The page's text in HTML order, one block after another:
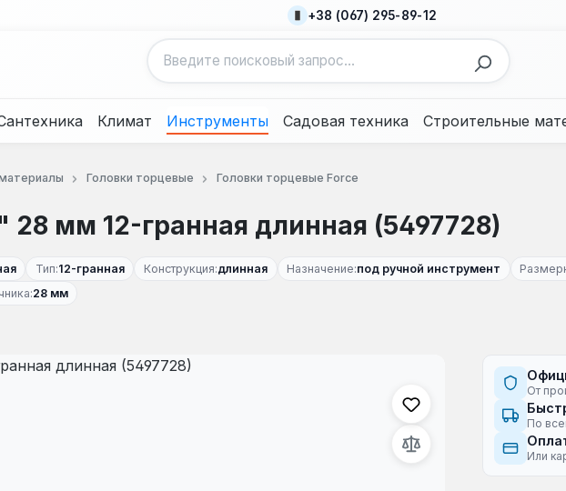
+38 (067) 295-89-12
Климат Инструменты Садовая техника Строительные
Головки торцевые Головки торцевые Force
28 мм 12-гранная длинная (5497728)
Тип:12-гранная Конструкция:длинная Назначение:под ручной инструмент
28 мм
От
По
Или